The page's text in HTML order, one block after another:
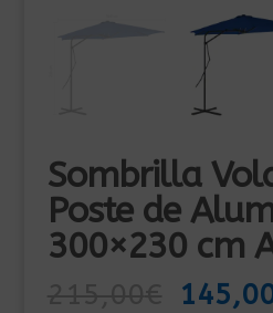
Sombrilla
Poste de
300×230 cm
El